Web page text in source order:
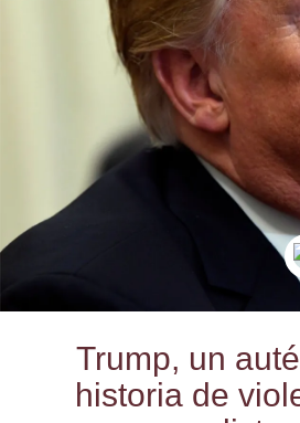
Trump, un
his­to­ria de